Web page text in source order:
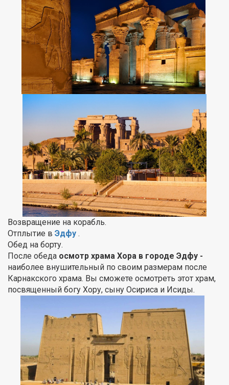
Возвращение на корабль.
Отплытие в Эдфу .
Обед на борту.
После обеда осмотр храма Хора в городе Эдфу -
наиболее внушительный по своим размерам после
Карнакского храма. Вы сможете осмотреть этот храм,
посвященный богу Хору, сыну Осириса и Исиды.